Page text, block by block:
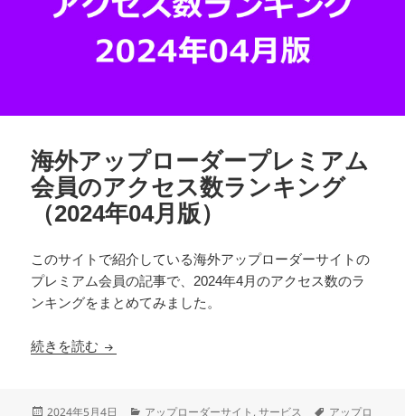
海外アップローダープレミアム
会員のアクセス数ランキング
（2024年04月版）
このサイトで紹介している海外アップローダーサイトの
プレミアム会員の記事で、2024年4月のアクセス数のラ
ンキングをまとめてみました。
続きを読む 海外アップローダープレミアム会員のアクセス
投
2024年5月4日 カ
アップローダーサイト ,サービス タ
アップロ